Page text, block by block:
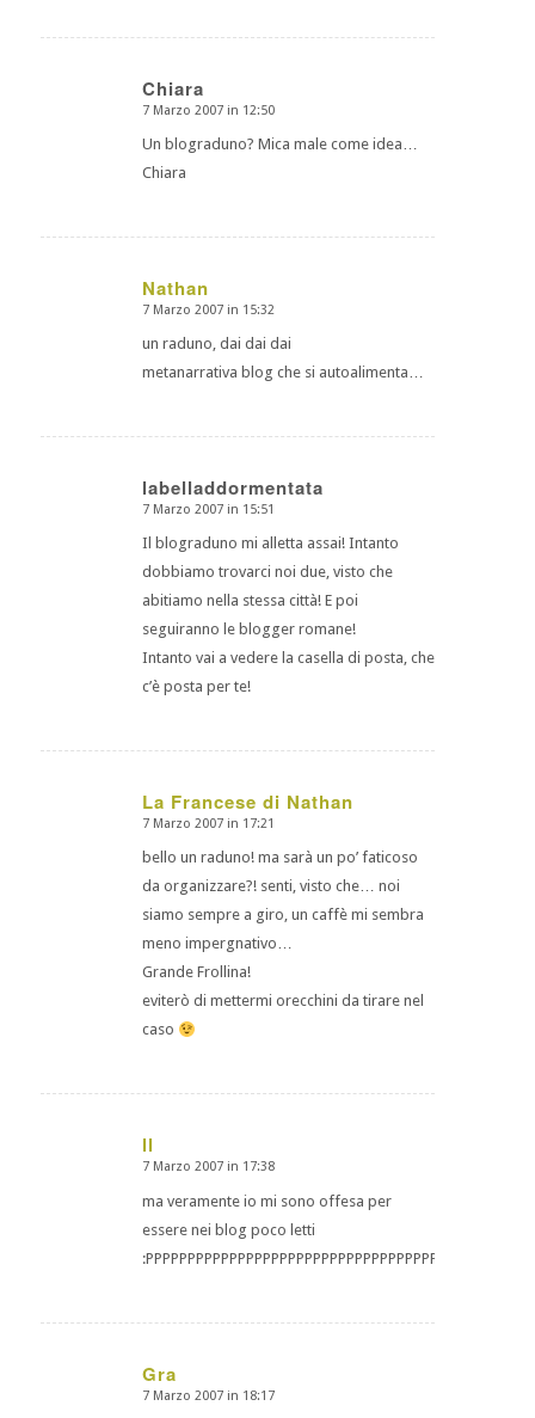
Chiara
dice:
7 Marzo 2007 in 12:50
Un blograduno? Mica male come idea…
Chiara
Nathan
dice:
7 Marzo 2007 in 15:32
un raduno, dai dai dai
metanarrativa blog che si autoalimenta…
labelladdormentata
dice:
7 Marzo 2007 in 15:51
Il blograduno mi alletta assai! Intanto
dobbiamo trovarci noi due, visto che
abitiamo nella stessa città! E poi
seguiranno le blogger romane!
Intanto vai a vedere la casella di posta, che
c’è posta per te!
La Francese di Nathan
dice:
7 Marzo 2007 in 17:21
bello un raduno! ma sarà un po’ faticoso
da organizzare?! senti, visto che… noi
siamo sempre a giro, un caffè mi sembra
meno impergnativo…
Grande Frollina!
eviterò di mettermi orecchini da tirare nel
caso
ll
dice:
7 Marzo 2007 in 17:38
ma veramente io mi sono offesa per
essere nei blog poco letti
:PPPPPPPPPPPPPPPPPPPPPPPPPPPPPPPPPPPPPPPP
Gra
dice:
7 Marzo 2007 in 18:17